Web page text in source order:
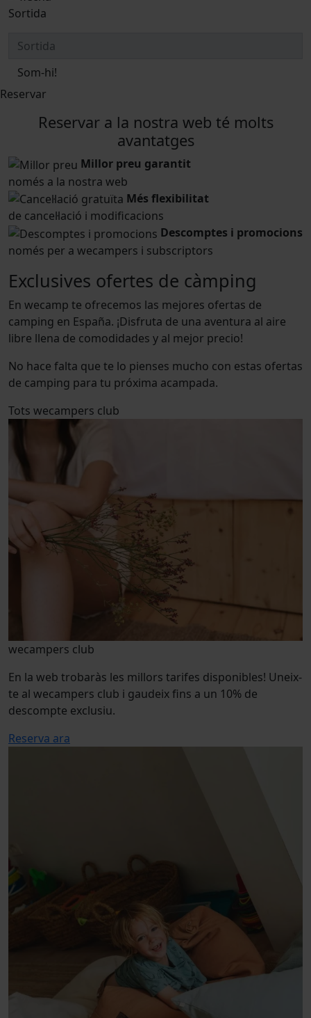
Sortida
Som-hi!
Reservar
Reservar a la nostra web té molts
avantatges
Millor preu garantit
només a la nostra web
Més flexibilitat
de cancel·lació i modificacions
Descomptes i promocions
només per a wecampers i subscriptors
Exclusives ofertes de càmping
En wecamp te ofrecemos las mejores ofertas de
camping en España. ¡Disfruta de una aventura al aire
libre llena de comodidades y al mejor precio!
No hace falta que te lo pienses mucho con estas ofertas
de camping para tu próxima acampada.
Tots wecampers club
wecampers club
En la web trobaràs les millors tarifes disponibles! Uneix-
te al wecampers club i gaudeix fins a un 10% de
descompte exclusiu.
Reserva ara